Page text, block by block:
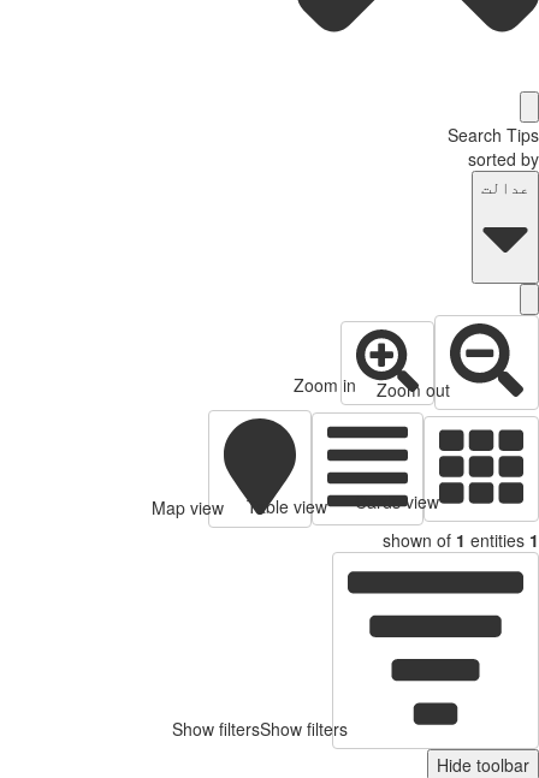
Search
sorted
Zoom out
Zoom in
Cards view
Table view
Map view
shown of 1
Show filtersShow filters
Hide